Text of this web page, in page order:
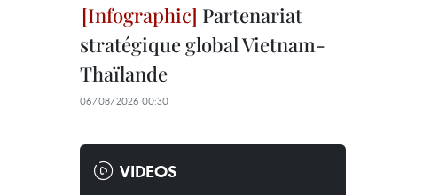
Partenariat
stratégique global Vietnam-
Thaïlande
06/08/2026 00:30
VIDEOS